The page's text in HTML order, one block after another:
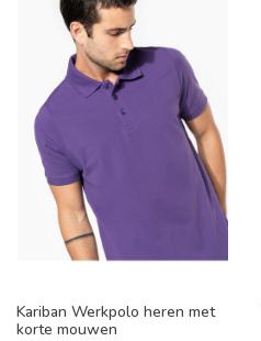
Kariban Werkpolo heren met
korte mouwen